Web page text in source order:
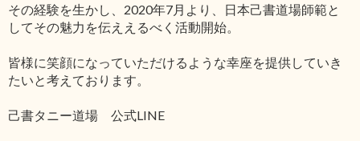
その経験を生かし、2020年7月より、日本己書道場師範と
してその魅力を伝ええるべく活動開始。
皆様に笑顔になっていただけるような幸座を提供していき
たいと考えております。
己書タニー道場 公式LINE